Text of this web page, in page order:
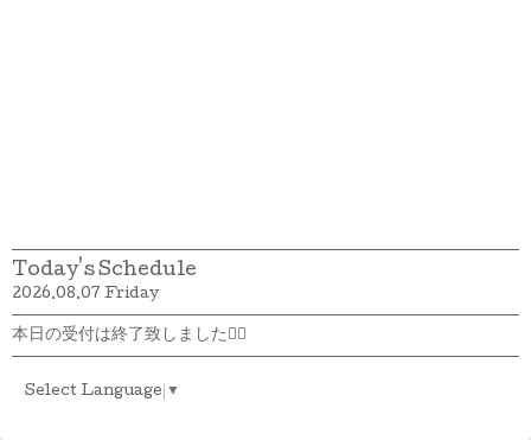
Today's Schedule
2026.08.07 Friday
本日の受付は終了致しました🙇‍♀️
Select Language ▼